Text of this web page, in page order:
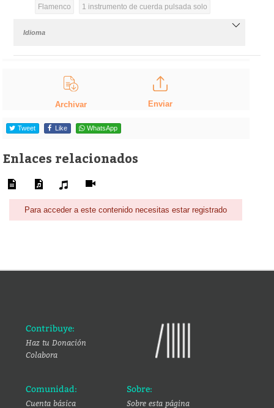
Flamenco 1 instrumento de cuerda pulsada solo
Idioma
Archivar Enviar
Tweet Like WhatsApp
Enlaces relacionados
Para acceder a este contenido necesitas estar registrado
Contribuye:
Haz tu Donación
Colabora
Comunidad:
Cuenta básica
Sobre:
Sobre esta página